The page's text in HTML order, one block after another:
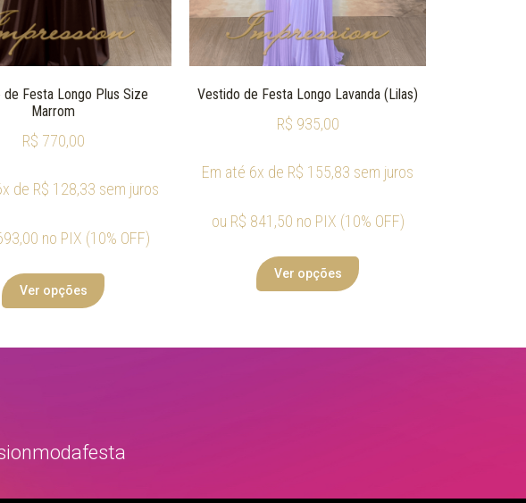
Festa Longo Plus Size
Marrom
R$ 770,00
de R$ 128,33 sem juros
no PIX (10% OFF)
Ver opções
Vestido de Festa Longo Lavanda (Lilas)
R$ 935,00
Em até 6x de R$ 155,83 sem juros
ou R$ 841,50 no PIX (10% OFF)
Ver opções